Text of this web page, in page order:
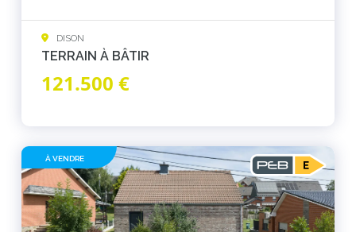
DISON
TERRAIN À BÂTIR
121.500 €
À VENDRE